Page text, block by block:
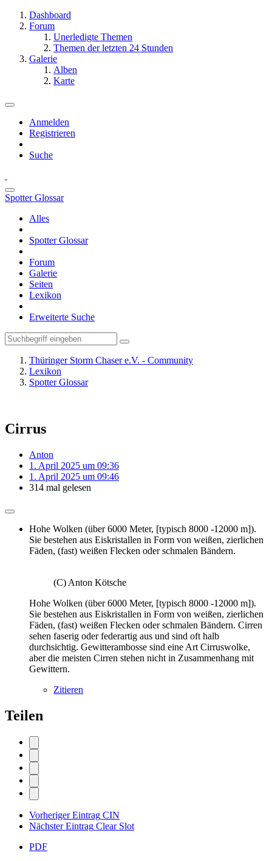
Dashboard
Forum
Unerledigte Themen
Themen der letzten 24 Stunden
Galerie
Alben
Karte
Anmelden
Registrieren
Suche
Spotter Glossar
Alles
Spotter Glossar
Forum
Galerie
Seiten
Lexikon
Erweiterte Suche
Thüringer Storm Chaser e.V. - Community
Lexikon
Spotter Glossar
Cirrus
Anton
1. April 2025 um 09:36
1. April 2025 um 09:46
314 mal gelesen
Hohe Wolken (über 6000 Meter, [typisch 8000 -12000 m]).
Sie bestehen aus Eiskristallen in Form von weißen, zierlichen
Fäden, (fast) weißen Flecken oder schmalen Bändern.
(C) Anton Kötsche
Hohe Wolken (über 6000 Meter, [typisch 8000 -12000 m]).
Sie bestehen aus Eiskristallen in Form von weißen, zierlichen
Fäden, (fast) weißen Flecken oder schmalen Bändern. Cirren
sehen faserig oder federartig aus und sind oft halb
durchsichtig. Gewitterambosse sind eine Art Cirruswolke,
aber die meisten Cirren stehen nicht in Zusammenhang mit
Gewittern.
Zitieren
Teilen
Vorheriger Eintrag CIN
Nächster Eintrag Clear Slot
PDF